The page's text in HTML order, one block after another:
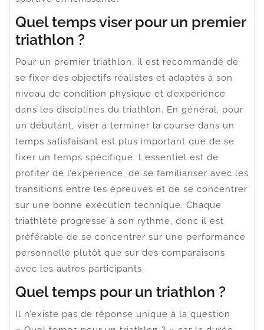
Quel temps viser pour un premier
triathlon ?
Pour un premier triathlon, il est recommandé de
se fixer des objectifs réalistes et adaptés à son
niveau de condition physique et d’expérience
dans les disciplines du triathlon. En général, pour
un débutant, viser à terminer la course dans un
temps satisfaisant est plus important que de se
fixer un temps spécifique. L’essentiel est de
profiter de l’expérience, de se familiariser avec les
transitions entre les épreuves et de se concentrer
sur une bonne exécution technique. Chaque
triathlète progresse à son rythme, donc il est
préférable de se concentrer sur une performance
personnelle plutôt que sur des comparaisons
avec les autres participants.
Quel temps pour un triathlon ?
Il n’existe pas de réponse unique à la question